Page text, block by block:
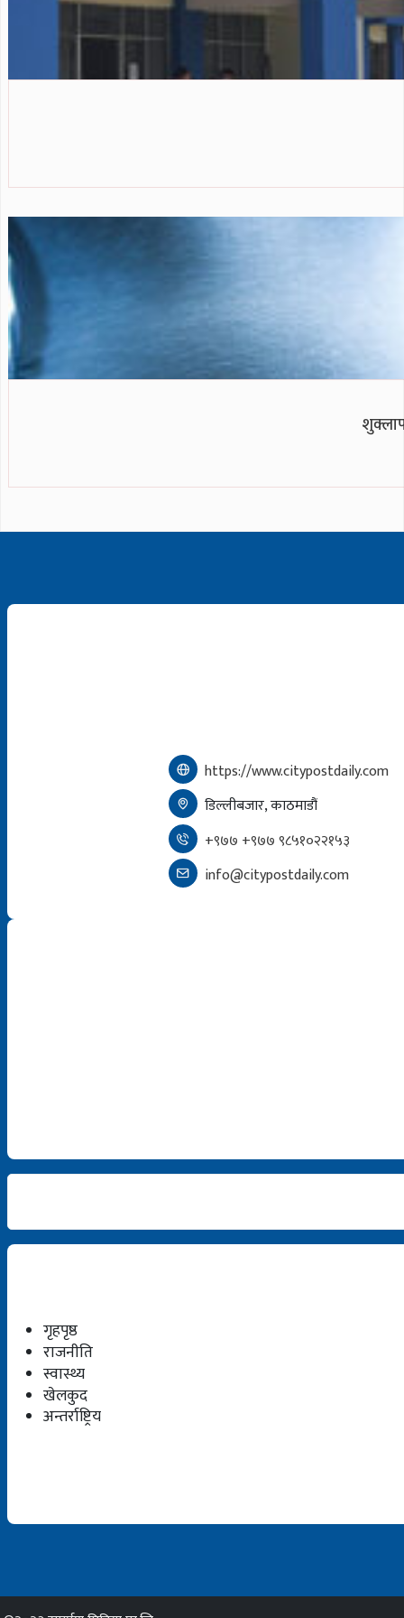
https://www.citypostdaily.com
डिल्लीबजार, काठमाडौं
+९७७ +९७७ ९८५१०२२१५३
info@citypostdaily.com
गृहपृष्ठ
राजनीति
स्वास्थ्य
खेलकुद
अन्तर्राष्ट्रिय